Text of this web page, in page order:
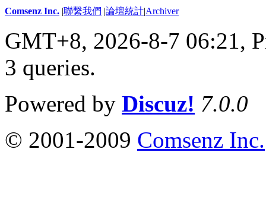
Comsenz Inc. |聯繫我們 |論壇統計|Archiver
GMT+8, 2026-8-7 06:21,
3 queries.
Powered by Discuz! 7.0.0
© 2001-2009 Comsenz Inc.